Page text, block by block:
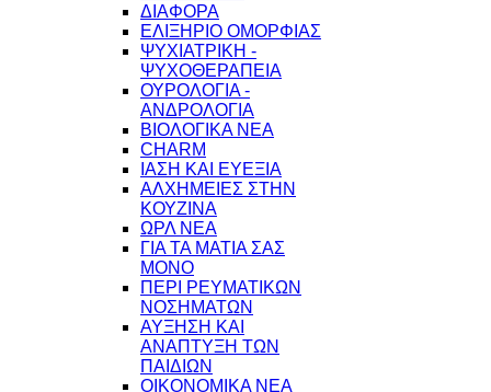
ΔΙΑΦΟΡΑ
ΕΛΙΞΗΡΙΟ ΟΜΟΡΦΙΑΣ
ΨΥΧΙΑΤΡΙΚΗ -
ΨΥΧΟΘΕΡΑΠΕΙΑ
ΟΥΡΟΛΟΓΙΑ -
ΑΝΔΡΟΛΟΓΙΑ
ΒΙΟΛΟΓΙΚΑ ΝΕΑ
CHARM
ΙΑΣΗ ΚΑΙ ΕΥΕΞΙΑ
ΑΛΧΗΜΕΙΕΣ ΣΤΗΝ
ΚΟΥΖΙΝΑ
ΩΡΛ ΝEA
ΓΙΑ ΤΑ ΜΑΤΙΑ ΣΑΣ
ΜΟΝΟ
ΠΕΡΙ ΡΕΥΜΑΤΙΚΩΝ
ΝΟΣΗΜΑΤΩΝ
ΑΥΞΗΣΗ ΚΑΙ
ΑΝΑΠΤΥΞΗ ΤΩΝ
ΠΑΙΔΙΩΝ
ΟΙΚΟΝΟΜΙΚΑ ΝΕΑ